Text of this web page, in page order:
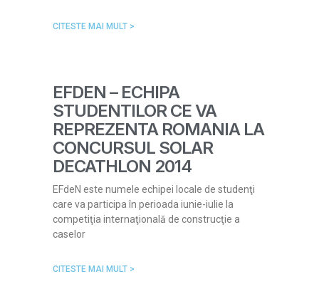
CITESTE MAI MULT >
EFDEN – ECHIPA
STUDENTILOR CE VA
REPREZENTA ROMANIA LA
CONCURSUL SOLAR
DECATHLON 2014
EFdeN este numele echipei locale de studenţi
care va participa în perioada iunie-iulie la
competiţia internaţională de construcţie a
caselor
CITESTE MAI MULT >